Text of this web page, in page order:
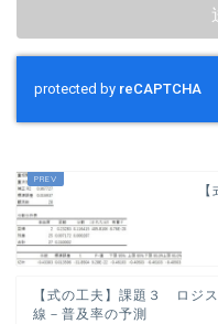
【式の工夫】課題３ ロジ
線－普及率の予測